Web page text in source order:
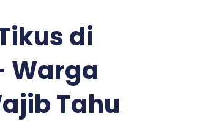
di
Warga
Tahu